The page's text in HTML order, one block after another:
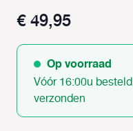
€ 49,95
Op voorraad
Vóór 16:00u
verzonden